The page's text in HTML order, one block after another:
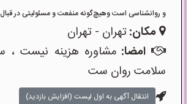
و روانشناسی است وهیچ‌گونه منفعت و مسئولیتی در قبال
مکان:تهران - تهران
امضا:مشاوره هزینه نیست ،
سلامت روان ست
انتقال آگهی به اول لیست (افزایش بازدید)